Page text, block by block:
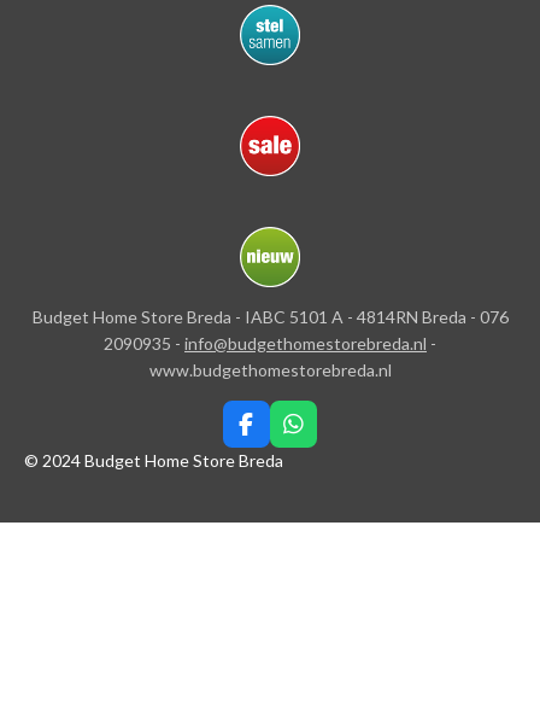
Budget Home Store Breda - IABC 5101 A - 4814RN Breda - 076
2090935 - info@budgethomestorebreda.nl -
www.budgethomestorebreda.nl
F
a
b
W
h
s
© 2024 Budget Home Store Breda